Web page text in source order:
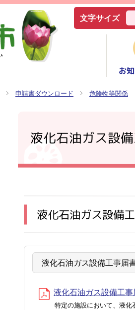
文字サイズ
お
申請書ダウンロード 危険物等関係
液化石油ガス設
液化石油ガス設備
液化石油ガス設備工事届
液化石油ガス設備工
特定の施設において、液化